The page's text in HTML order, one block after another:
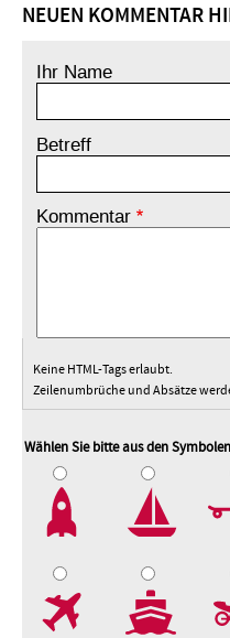
NEUEN KOMMENTAR
Ihr Name
Betreff
Kommentar
Keine HTML-Tags erlaubt.
Zeilenumbrüche und Absätze
Wählen Sie bitte aus den